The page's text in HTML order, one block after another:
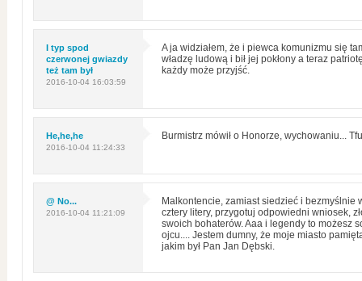
I typ spod
czerwonej gwiazdy
też tam był
2016-10-04 16:03:59
A ja widziałem, że i piewca komunizmu się
władzę ludową i bił jej pokłony a teraz
każdy może przyjść.
He,he,he
2016-10-04 11:24:33
Burmistrz mówił o Honorze, wychowaniu...
@ No...
2016-10-04 11:21:09
Malkontencie, zamiast siedzieć i bezmyślnie
cztery litery, przygotuj odpowiedni wniosek,
swoich bohaterów. Aaa i legendy to możesz
ojcu.... Jestem dumny, że moje miasto
jakim był Pan Jan Dębski.